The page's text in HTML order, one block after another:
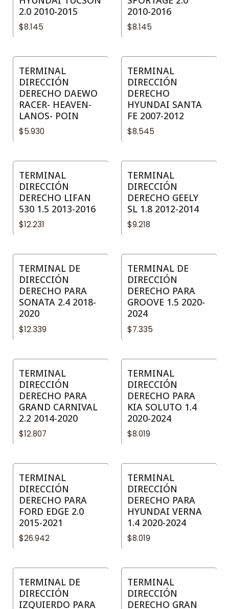
2.0 2010-2015
$8.145
2010-2016
$8.145
TERMINAL
DIRECCIÓN
DERECHO DAEWO
RACER- HEAVEN-
LANOS- POIN
$5.930
TERMINAL
DIRECCIÓN
DERECHO
HYUNDAI SANTA
FE 2007-2012
$8.545
TERMINAL
DIRECCIÓN
DERECHO LIFAN
530 1.5 2013-2016
$12.231
TERMINAL
DIRECCIÓN
DERECHO GEELY
SL 1.8 2012-2014
$9.218
TERMINAL DE
DIRECCIÓN
DERECHO PARA
SONATA 2.4 2018-
2020
$12.339
TERMINAL DE
DIRECCIÓN
DERECHO PARA
GROOVE 1.5 2020-
2024
$7.335
TERMINAL
DIRECCIÓN
DERECHO PARA
GRAND CARNIVAL
2.2 2014-2020
$12.807
TERMINAL
DIRECCIÓN
DERECHO PARA
KIA SOLUTO 1.4
2020-2024
$8.019
TERMINAL
DIRECCIÓN
DERECHO PARA
FORD EDGE 2.0
2015-2021
$26.942
TERMINAL
DIRECCIÓN
DERECHO PARA
HYUNDAI VERNA
1.4 2020-2024
$8.019
TERMINAL DE
DIRECCIÓN
IZQUIERDO PARA
TERMINAL
DIRECCIÓN
DERECHO GRAN